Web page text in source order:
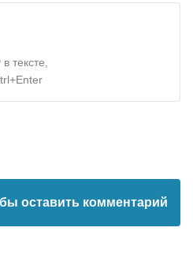
тексте,
оставить комментарий